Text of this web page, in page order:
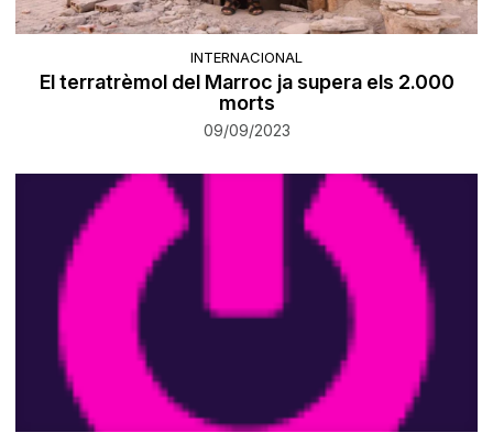
INTERNACIONAL
El terratrèmol del Marroc ja supera els 2.000
morts
09/09/2023